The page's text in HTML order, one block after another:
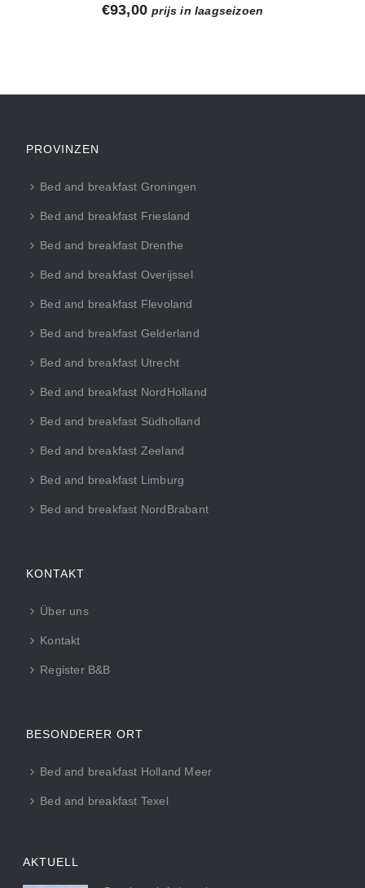
€93,00 prijs in laagseizoen
PROVINZEN
Bed and breakfast Groningen
Bed and breakfast Friesland
Bed and breakfast Drenthe
Bed and breakfast Overijssel
Bed and breakfast Flevoland
Bed and breakfast Gelderland
Bed and breakfast Utrecht
Bed and breakfast NordHolland
Bed and breakfast Südholland
Bed and breakfast Zeeland
Bed and breakfast Limburg
Bed and breakfast NordBrabant
KONTAKT
Über uns
Kontakt
Register B&B
BESONDERER ORT
Bed and breakfast Holland Meer
Bed and breakfast Texel
AKTUELL